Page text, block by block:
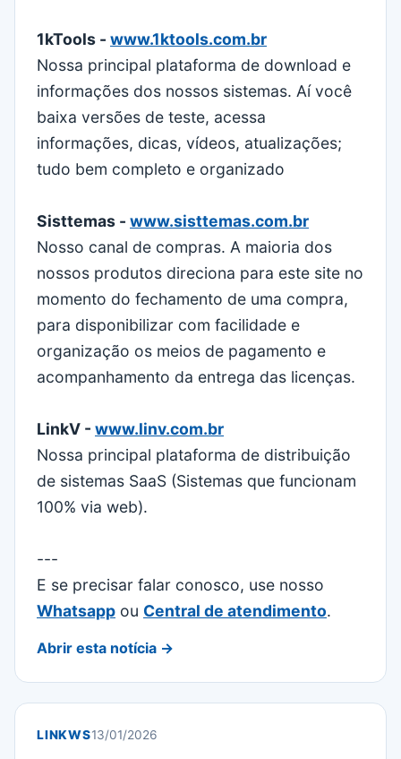
1kTools - www.1ktools.com.br
Nossa principal plataforma de download e
informações dos nossos sistemas. Aí você
baixa versões de teste, acessa
informações, dicas, vídeos, atualizações;
tudo bem completo e organizado
Sisttemas - www.sisttemas.com.br
Nosso canal de compras. A maioria dos
nossos produtos direciona para este site no
momento do fechamento de uma compra,
para disponibilizar com facilidade e
organização os meios de pagamento e
acompanhamento da entrega das licenças.
LinkV - www.linv.com.br
Nossa principal plataforma de distribuição
de sistemas SaaS (Sistemas que funcionam
100% via web).
---
E se precisar falar conosco, use nosso
Whatsapp ou Central de atendimento.
Abrir esta notícia →
LINKWS13/01/2026